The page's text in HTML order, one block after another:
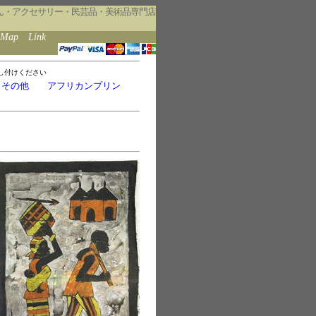
アクセサリー・民芸品・美術品専門店
Link
付けください
の他 アフリカンプリン